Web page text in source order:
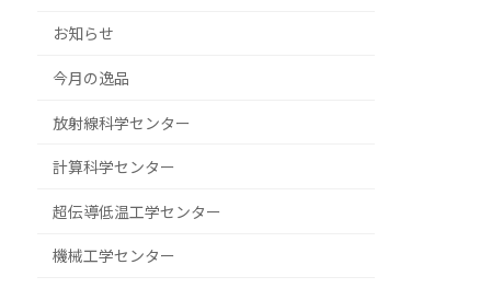
お知らせ
今月の逸品
放射線科学センター
計算科学センター
超伝導低温工学センター
機械工学センター